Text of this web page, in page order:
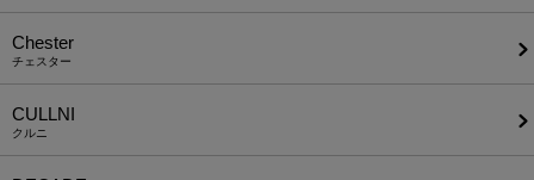
Chester
チェスター
CULLNI
クルニ